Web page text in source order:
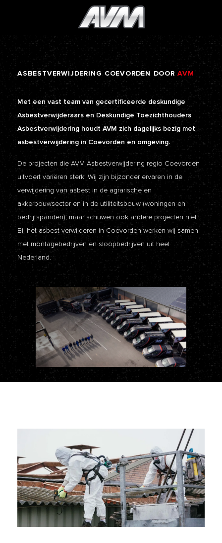
ASBESTVERWIJDERING COEVORDEN DOOR AVM
Met een vast team van gecertificeerde deskundige
Asbestverwijderaars en Deskundige Toezichthouders
Asbestverwijdering houdt AVM zich dagelijks bezig met
asbestverwijdering in Coevorden en omgeving.
De projecten die AVM Asbestverwijdering regio Coevorden
uitvoert variëren sterk. Wij zijn bijzonder ervaren in de
verwijdering van asbest in de agrarische en
akkerbouwsector en in de utiliteitsbouw (woningen en
bedrijfspanden), maar schuwen ook andere projecten niet.
Bij het asbest verwijderen in Coevorden werken wij samen
met montagebedrijven en sloopbedrijven uit heel
Nederland.